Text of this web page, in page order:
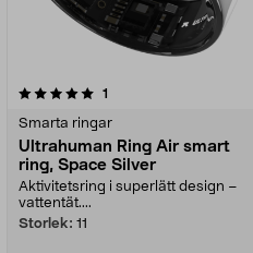
1
Smarta ringar
Ultrahuman Ring Air smart
ring, Space Silver
Aktivitetsring i superlätt design –
vattentät....
Storlek: 11
4.5 av 5 stjärnor